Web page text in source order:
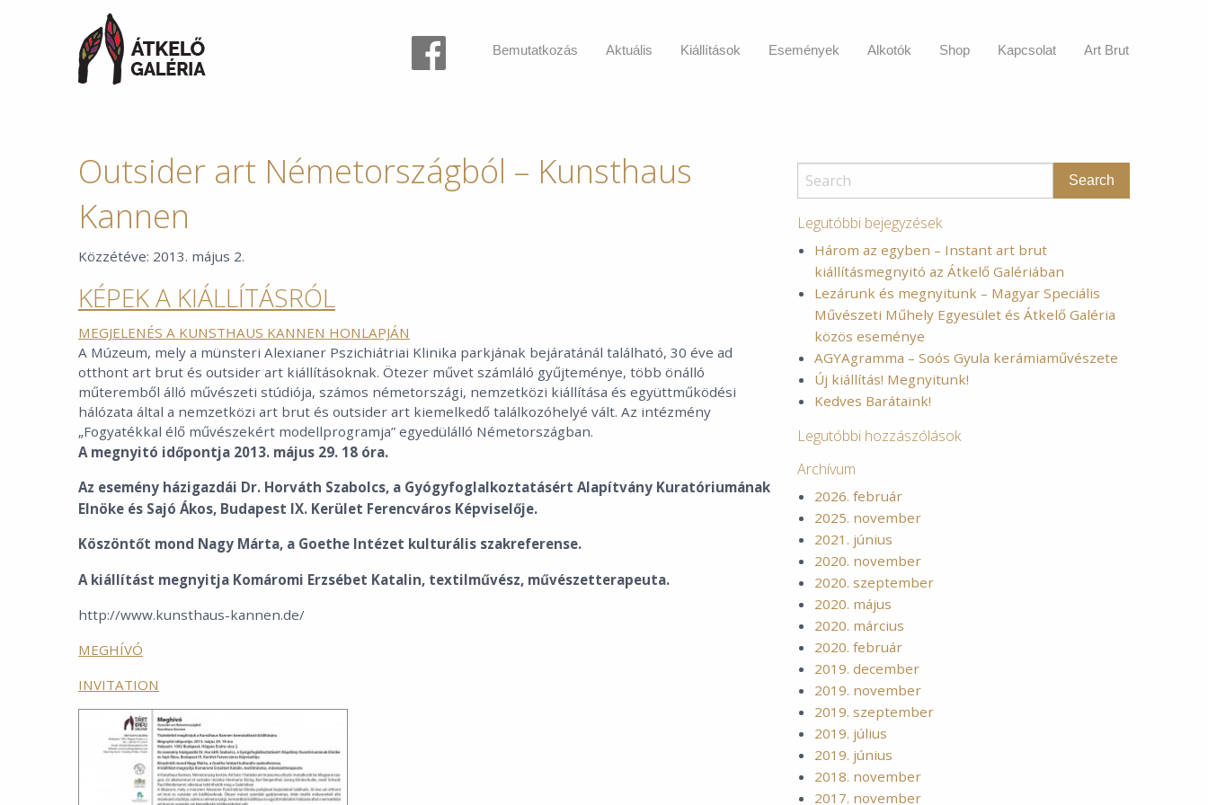
Bemutatkozás Aktuális Kiállítások Események Alkotók Shop Kapcsolat Art Brut
Outsider art Németországból – Kunsthaus
Kannen
Közzétéve: 2013. május 2.
KÉPEK A KIÁLLÍTÁSRÓL
MEGJELENÉS A KUNSTHAUS KANNEN HONLAPJÁN
A Múzeum, mely a münsteri Alexianer Pszichiátriai Klinika parkjának bejáratánál található, 30 éve ad
otthont art brut és outsider art kiállításoknak. Ötezer művet számláló gyűjteménye, több önálló
műteremből álló művészeti stúdiója, számos németországi, nemzetközi kiállítása és együttműködési
hálózata által a nemzetközi art brut és outsider art kiemelkedő találkozóhelyé vált. Az intézmény
„Fogyatékkal élő művészekért modellprogramja” egyedülálló Németországban.
A megnyitó időpontja 2013. május 29. 18 óra.
Az esemény házigazdái Dr. Horváth Szabolcs, a Gyógyfoglalkoztatásért Alapítvány Kuratóriumának
Elnöke és Sajó Ákos, Budapest IX. Kerület Ferencváros Képviselője.
Köszöntőt mond Nagy Márta, a Goethe Intézet kulturális szakreferense.
A kiállítást megnyitja Komáromi Erzsébet Katalin, textilművész, művészetterapeuta.
http://www.kunsthaus-kannen.de/
MEGHÍVÓ
INVITATION
Legutóbbi bejegyzések
Három az egyben – Instant art brut
kiállításmegnyitó az Átkelő Galériában
Lezárunk és megnyitunk – Magyar Speciális
Művészeti Műhely Egyesület és Átkelő Galéria
közös eseménye
AGYAgramma – Soós Gyula kerámiaművészete
Új kiállítás! Megnyitunk!
Kedves Barátaink!
Legutóbbi hozzászólások
Archívum
2026. február
2025. november
2021. június
2020. november
2020. szeptember
2020. május
2020. március
2020. február
2019. december
2019. november
2019. szeptember
2019. július
2019. június
2018. november
2017. november